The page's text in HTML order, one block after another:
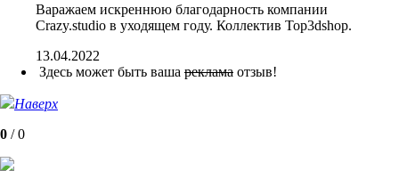
Варажаем искреннюю благодарность компании
Crazy.studio в уходящем году. Коллектив Top3dshop.
13.04.2022
Здесь может быть ваша реклама отзыв!
Наверх
0 /0